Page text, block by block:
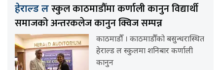
हेराल्ड लस्कुल काठमाडौँमा कर्णाली कानुन विद्यार्थी
समाजको अन्तरकलेज कानुन क्विज सम्पन्न
काठमाडौँ । काठमाडौँको बसुन्धरास्थित
हेराल्ड ल स्कुलमा शनिबार कर्णाली
कानुन